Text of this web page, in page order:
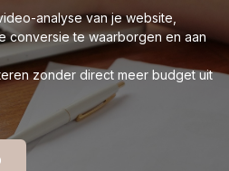
analyse van je website,
conversie te waarborgen en aan
zonder direct meer budget uit